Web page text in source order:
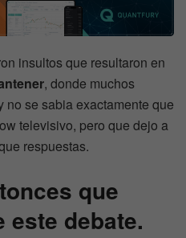
insultos que resultaron en
, donde muchos
no se sabia exactamente que
televisivo, pero que dejo a
respuestas.
que
debate.